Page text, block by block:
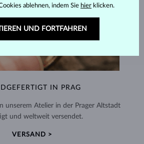
IN PRAG
unserem Atelier in der Prager Altstadt
und weltweit versendet.
VERSAND >
ablehnen, indem Sie hier klicken.
UND FORTFAHREN